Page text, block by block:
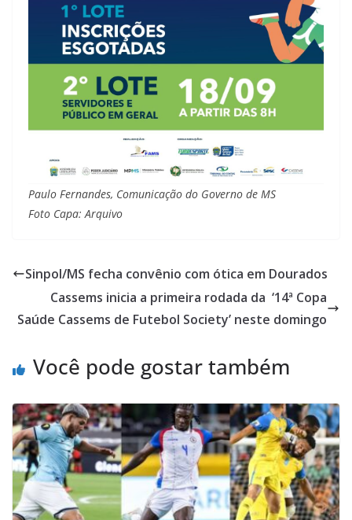
Paulo Fernandes, Comunicação do Governo de MS
Foto Capa: Arquivo
Sinpol/MS fecha convênio com ótica em Dourados
Cassems inicia a primeira rodada da ‘14ª Copa
Saúde Cassems de Futebol Society’ neste domingo
Você pode gostar também